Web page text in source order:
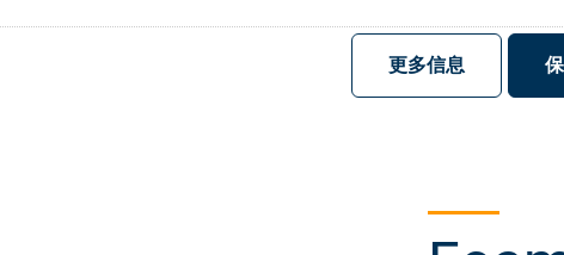
更多信息
注册 登录